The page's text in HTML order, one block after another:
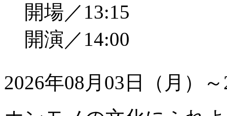
開場／13:15
開演／14:00
2026年08月03日（月）